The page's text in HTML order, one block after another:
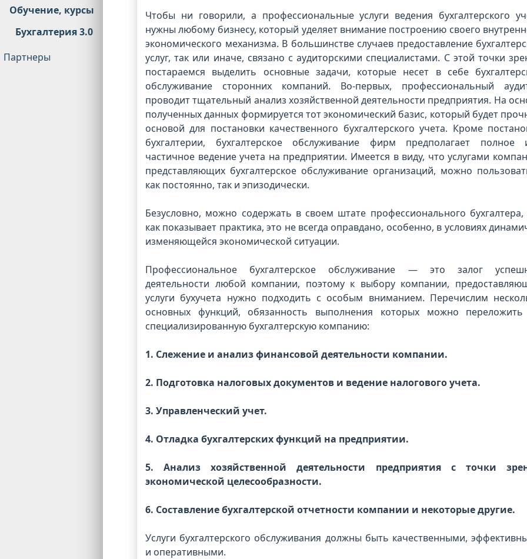
Обучение, курсы
Бухгалтерия 3.0
Партнеры
Чтобы ни говорили, а профессиональные услуги ведения бухгалтерского
нужны любому бизнесу, который уделяет внимание построению своего
экономического механизма. В большинстве случаев предоставление
услуг, так или иначе, связано с аудиторскими специалистами. С этой точки
постараемся выделить основные задачи, которые несет в себе
обслуживание сторонних компаний. Во-первых, профессиональный
проводит тщательный анализ хозяйственной деятельности предприятия. На
полученных данных формируется тот экономический базис, который будет
основой для постановки качественного бухгалтерского учета. Кроме
бухгалтерии, бухгалтерское обслуживание фирм предполагает полное
частичное ведение учета на предприятии. Имеется в виду, что услугами
представляющих бухгалтерское обслуживание организаций, можно
как постоянно, так и эпизодически.
Безусловно, можно содержать в своем штате профессионального бухгалтера,
как показывает практика, это не всегда оправдано, особенно, в условиях
изменяющейся экономической ситуации.
Профессиональное бухгалтерское обслуживание — это залог
деятельности любой компании, поэтому к выбору компании,
услуги бухучета нужно подходить с особым вниманием. Перечислим
основных функций, обязанность выполнения которых можно
специализированную бухгалтерскую компанию:
1. Слежение и анализ финансовой деятельности компании.
2. Подготовка налоговых документов и ведение налогового учета.
3. Управленческий учет.
4. Отладка бухгалтерских функций на предприятии.
5. Анализ хозяйственной деятельности предприятия с точки
экономической целесообразности.
6. Составление бухгалтерской отчетности компании и некоторые другие.
Услуги бухгалтерского обслуживания должны быть качественными,
и оперативными.